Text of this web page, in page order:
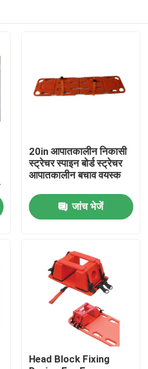
20in आपातकालीन निकासी
स्ट्रेचर स्पाइन बोर्ड स्ट्रेचर
आपातकालीन बचाव वयस्क
जांच भेजें
Head Block Fixing